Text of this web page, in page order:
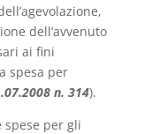
dell’avvenuto
ai fini
spesa per
n. 314).
per gli